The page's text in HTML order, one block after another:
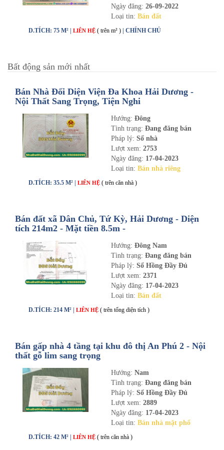
Ngày đăng: 26-09-2022
Loại tin: Bán đất
D.TÍCH: 75 M² | LIÊN HỆ ( trên m² ) | CHÍNH CHỦ
Bất động sản mới nhất
Bán Nhà Đối Diện Viện Đa Khoa Hải Dương -
Nội Thất Sang Trọng, Tiện Nghi
Hướng: Đông
Tình trạng: Đang đăng bán
Pháp lý: Sổ nhà
Lượt xem: 2753
Ngày đăng: 17-04-2023
Loại tin: Bán nhà riêng
D.TÍCH: 35.5 M² | LIÊN HỆ ( trên căn nhà )
Bán đất xã Dân Chủ, Tứ Kỳ, Hải Dương - Diện
tích 214m2 - Mặt tiền 8.5m -
Hướng: Đông Nam
Tình trạng: Đang đăng bán
Pháp lý: Sổ Hồng Đầy Đủ
Lượt xem: 2371
Ngày đăng: 17-04-2023
Loại tin: Bán đất
D.TÍCH: 214 M² | LIÊN HỆ ( trên tổng diện tích )
Bán gấp nhà 4 tầng tại khu đô thị An Phú 2 - Nội
thất gỗ lim sang trọng
Hướng: Nam
Tình trạng: Đang đăng bán
Pháp lý: Sổ Hồng Đầy Đủ
Lượt xem: 2889
Ngày đăng: 17-04-2023
Loại tin: Bán nhà mặt phố
D.TÍCH: 42 M² | LIÊN HỆ ( trên căn nhà )